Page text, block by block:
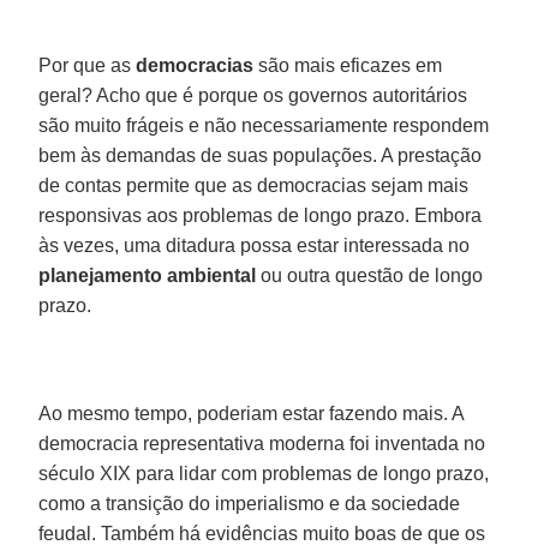
Por que asdemocracias são mais eficazes em
geral? Acho que é porque os governos autoritários
são muito frágeis e não necessariamente respondem
bem às demandas de suas populações. A prestação
de contas permite que as democracias sejam mais
responsivas aos problemas de longo prazo. Embora
às vezes, uma ditadura possa estar interessada no
planejamento ambiental ou outra questão de longo
prazo.
Ao mesmo tempo, poderiam estar fazendo mais. A
democracia representativa moderna foi inventada no
século XIX para lidar com problemas de longo prazo,
como a transição do imperialismo e da sociedade
feudal. Também há evidências muito boas de que os